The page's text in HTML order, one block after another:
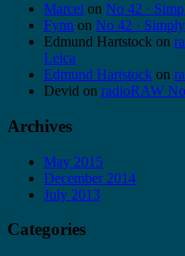
Marcel on No 42 ·
Fynn on No 42 ·
Edmund Hartstock on
Leica
Edmund Hartstock on
Devid on radioRAW
Archives
May 2015
December 2014
July 2013
Categories